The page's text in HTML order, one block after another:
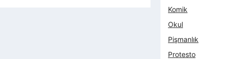
Komik
Okul
Pişmanlık
Protesto